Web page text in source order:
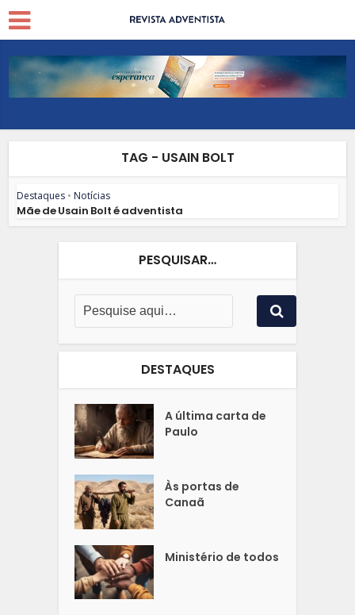
TAG - USAIN BOLT
Destaques • Notícias
Mãe de Usain Bolt é adventista
PESQUISAR…
DESTAQUES
A última carta de
Paulo
Às portas de
Canaã
Ministério de todos